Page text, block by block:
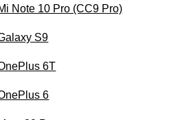
Note 10 Pro (CC9 Pro)
S9
6T
6